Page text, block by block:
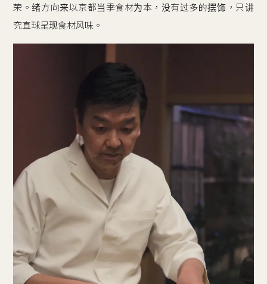
荣。绪方向来以京都当季食材为本，没有过多的摆饰，只讲
究直球呈现食材风味。